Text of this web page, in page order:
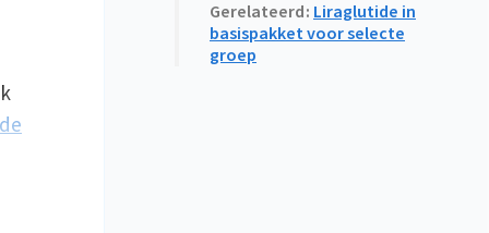
Gerelateerd Liraglutide in
basispakket voor selecte
groep